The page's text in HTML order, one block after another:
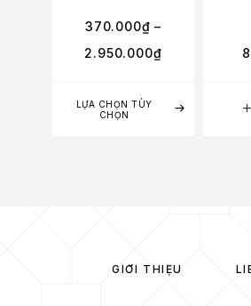
LỰA CHỌN TÙY
CHỌN
370.000₫ –
2.950.000₫
GIỚI THIỆU